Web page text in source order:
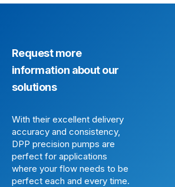
Request more
information about our
solutions
With their excellent delivery
accuracy and consistency,
DPP precision pumps are
perfect for applications
where your flow needs to be
perfect each and every time.